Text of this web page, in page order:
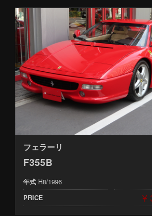
フェラーリ
F355B
年式 H8/1996
PRICE ¥